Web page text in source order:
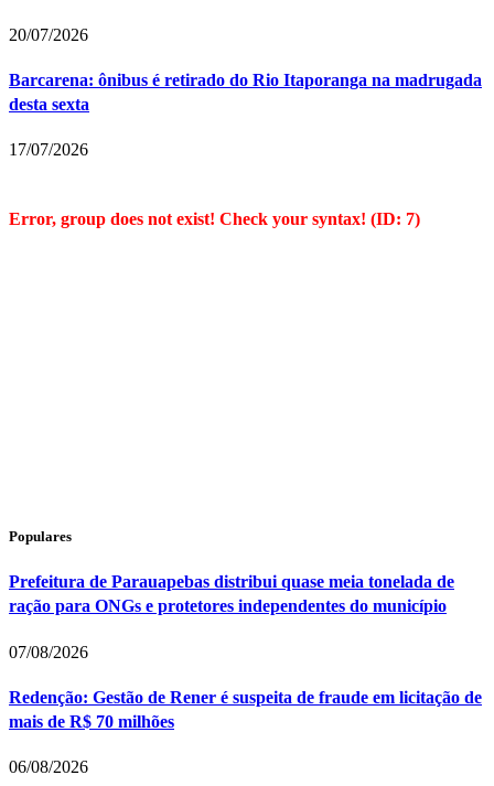
20/07/2026
Barcarena: ônibus é retirado do Rio Itaporanga na madrugada
desta sexta
17/07/2026
Error, group does not exist! Check your syntax! (ID: 7)
Populares
Prefeitura de Parauapebas distribui quase meia tonelada de
ração para ONGs e protetores independentes do município
07/08/2026
Redenção: Gestão de Rener é suspeita de fraude em licitação de
mais de R$ 70 milhões
06/08/2026